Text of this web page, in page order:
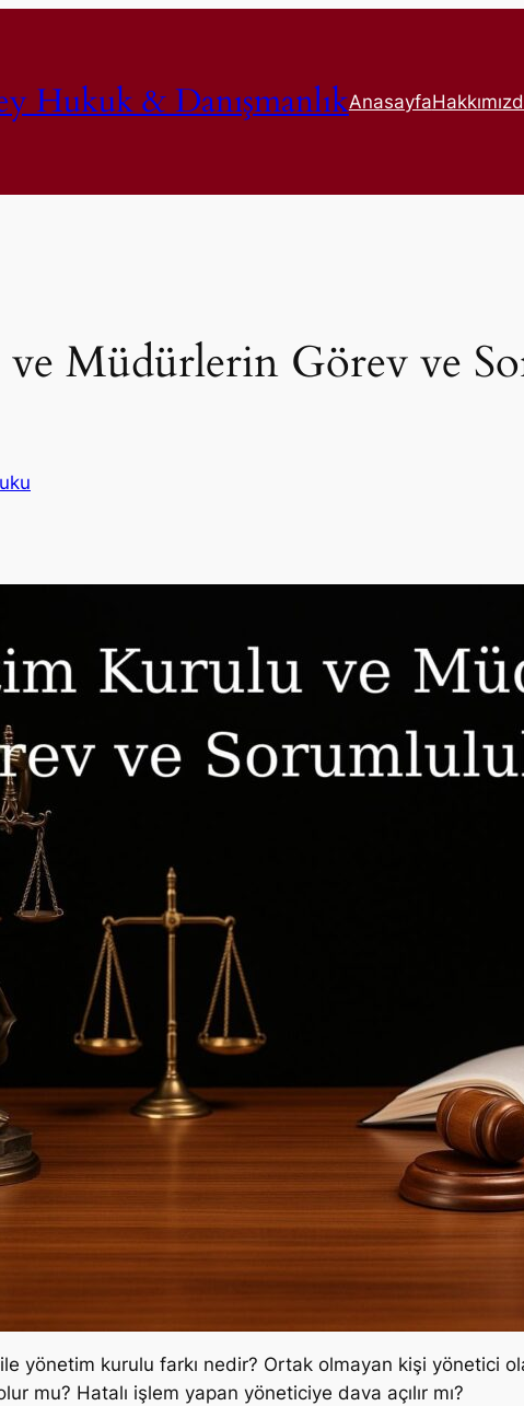
Hukuk & DanışmanlıkAnasayfa
Müdürlerin Görev ve
yönetim kurulu farkı nedir? Ortak olmayan kişi yönetici
mu? Hatalı işlem yapan yöneticiye dava açılır mı?